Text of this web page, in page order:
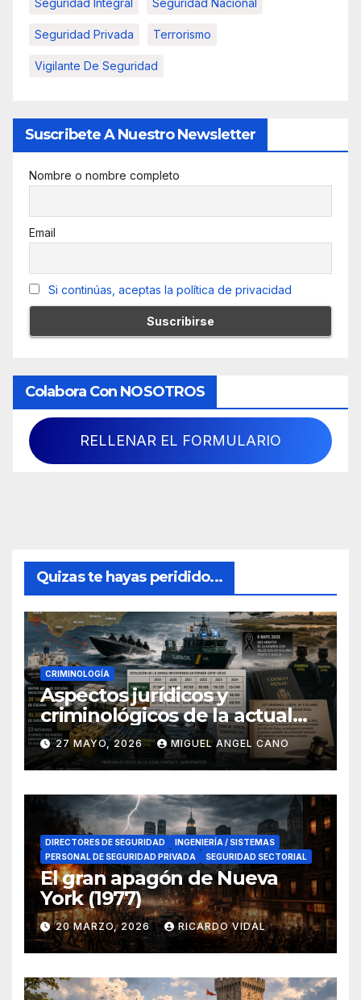
Seguridad Integral Seguridad Nacional
Seguridad Privada Terrorismo
Vigilante De Seguridad
Suscribete A Nuestro Newsletter
Nombre o nombre completo
Email
Si continúas, aceptas la política de privacidad
Colabora Con NOSOTROS
RELLENAR EL FORMULARIO
Quizas te hayas peridido...
CRIMINOLOGÍA
Aspectos jurídicos y
criminológicos de la actual
lucha contra el narcotráfico
en el sur de España
27 MAYO, 2026 MIGUEL ANGEL CANO
DIRECTORES DE SEGURIDAD
INGENIERÍA / SISTEMAS
PERSONAL DE SEGURIDAD PRIVADA
SEGURIDAD SECTORIAL
El gran apagón de Nueva
York (1977)
20 MARZO, 2026 RICARDO VIDAL